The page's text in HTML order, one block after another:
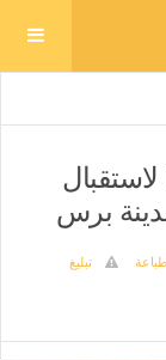
لاستقبال
برس
طباعة
تبليغ